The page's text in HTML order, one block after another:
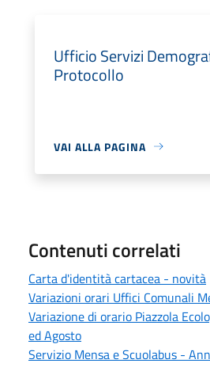
Ufficio Servizi
Protocollo
VAI ALLA PAGINA
Contenuti correlati
Carta d'identità cartacea - novità
Variazioni orari Uffici Comunali
Variazione di orario Piazzola
ed Agosto
Servizio Mensa e Scuolabus -